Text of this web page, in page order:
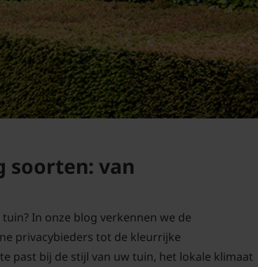
soorten: van
In onze blog verkennen we de
privacybieders tot de kleurrijke
past bij de stijl van uw tuin, het lokale klimaat